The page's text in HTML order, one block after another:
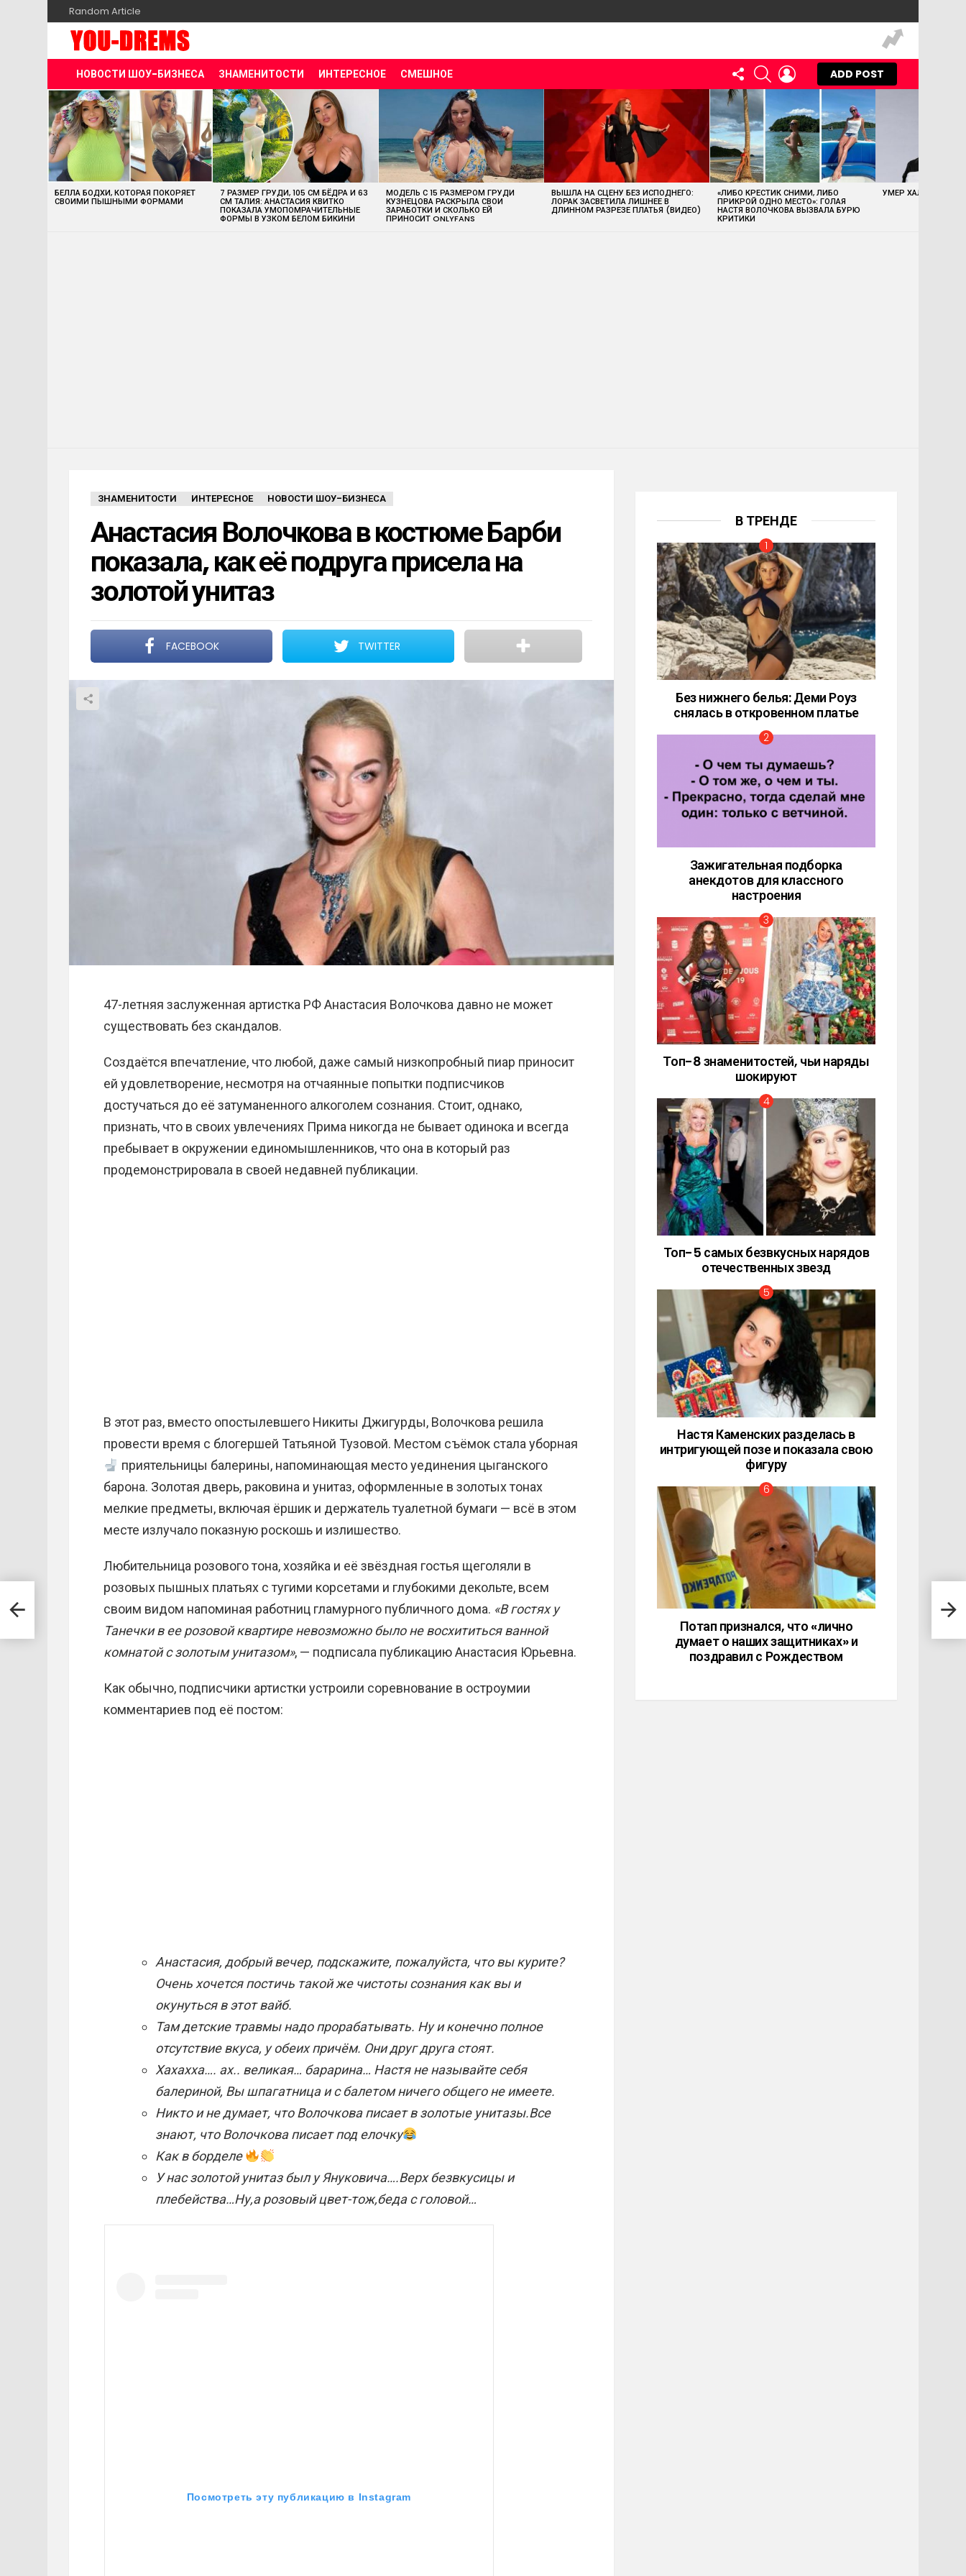
Random Article
НОВОСТИ ШОУ-БИЗНЕСА ЗНАМЕНИТОСТИ ИНТЕРЕСНОЕ СМЕШНОЕ
FOLLOW
US
SEARCHLOGIN
ADD POST
MOST
VIEWED
STORIES
БЕЛЛА БОДХИ, КОТОРАЯ ПОКОРЯЕТ
СВОИМИ ПЫШНЫМИ ФОРМАМИ
7 РАЗМЕР ГРУДИ, 105 СМ БЁДРА И 63
СМ ТАЛИЯ: АНАСТАСИЯ КВИТКО
ПОКАЗАЛА УМОПОМРАЧИТЕЛЬНЫЕ
ФОРМЫ В УЗКОМ БЕЛОМ БИКИНИ
МОДЕЛЬ С 15 РАЗМЕРОМ ГРУДИ
КУЗНЕЦОВА РАСКРЫЛА СВОИ
ЗАРАБОТКИ И СКОЛЬКО ЕЙ
ПРИНОСИТ ONLYFANS
ВЫШЛА НА СЦЕНУ БЕЗ ИСПОДНЕГО:
ЛОРАК ЗАСВЕТИЛА ЛИШНЕЕ В
ДЛИННОМ РАЗРЕЗЕ ПЛАТЬЯ (ВИДЕО)
«ЛИБО КРЕСТИК СНИМИ, ЛИБО
ПРИКРОЙ ОДНО МЕСТО»: ГОЛАЯ
НАСТЯ ВОЛОЧКОВА ВЫЗВАЛА БУРЮ
КРИТИКИ
УМЕР ХАЛК ХОГАН
ЗНАМЕНИТОСТИ ИНТЕРЕСНОЕ НОВОСТИ ШОУ-БИЗНЕСА
Анастасия Волочкова в костюме Барби
показала, как её подруга присела на
золотой унитаз
FACEBOOK TWITTER
47-летняя заслуженная артистка РФ Анастасия Волочкова давно не может
существовать без скандалов.
Создаётся впечатление, что любой, даже самый низкопробный пиар приносит
ей удовлетворение, несмотря на отчаянные попытки подписчиков
достучаться до её затуманенного алкоголем сознания. Стоит, однако,
признать, что в своих увлечениях Прима никогда не бывает одинока и всегда
пребывает в окружении единомышленников, что она в который раз
продемонстрировала в своей недавней публикации.
В этот раз, вместо опостылевшего Никиты Джигурды, Волочкова решила
провести время с блогершей Татьяной Тузовой. Местом съёмок стала уборная
приятельницы балерины, напоминающая место уединения цыганского
барона. Золотая дверь, раковина и унитаз, оформленные в золотых тонах
мелкие предметы, включая ёршик и держатель туалетной бумаги — всё в этом
месте излучало показную роскошь и излишество.
Любительница розового тона, хозяйка и её звёздная гостья щеголяли в
розовых пышных платьях с тугими корсетами и глубокими декольте, всем
своим видом напоминая работниц гламурного публичного дома. «В гостях у
Танечки в ее розовой квартире невозможно было не восхититься ванной
комнатой с золотым унитазом», — подписала публикацию Анастасия Юрьевна.
Как обычно, подписчики артистки устроили соревнование в остроумии
комментариев под её постом:
Анастасия, добрый вечер, подскажите, пожалуйста, что вы курите?
Очень хочется постичь такой же чистоты сознания как вы и
окунуться в этот вайб.
Там детские травмы надо прорабатывать. Ну и конечно полное
отсутствие вкуса, у обеих причём. Они друг друга стоят.
Хахахха…. ах.. великая… барарина… Настя не называйте себя
балериной, Вы шпагатница и с балетом ничего общего не имеете.
Никто и не думает, что Волочкова писает в золотые унитазы.Все
знают, что Волочкова писает под елочку
Как в борделе
У нас золотой унитаз был у Януковича….Верх безвкусицы и
плебейства…Ну,а розовый цвет-тож,беда с головой…
Посмотреть эту публикацию в Instagram
В ТРЕНДЕ
Без нижнего белья: Деми Роуз
снялась в откровенном платье
Зажигательная подборка
анекдотов для классного
настроения
Топ-8 знаменитостей, чьи наряды
шокируют
Топ-5 самых безвкусных нарядов
отечественных звезд
Настя Каменских разделась в
интригующей позе и показала свою
фигуру
Потап признался, что «лично
думает о наших защитниках» и
поздравил с Рождеством